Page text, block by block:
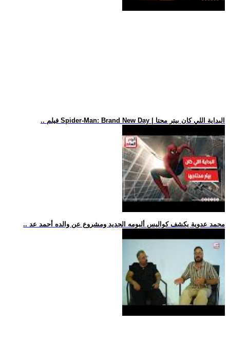
.. فيلم Spider-Man: Brand New Day | البداية اللي كان بيتر محتا
.. محمد عدوية يكشف كواليس ألبومه الجديد ومشروع عن والده أحمد عد